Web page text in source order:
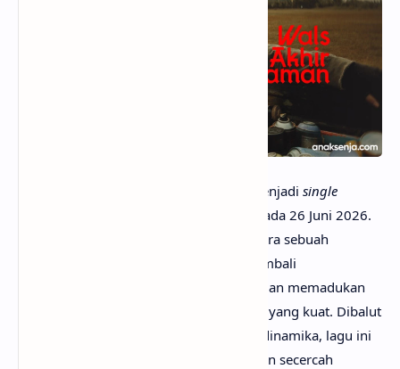
– Wals Akhir Zaman menjadi single
terbaru dari Rony Parulian yang dirilis pada 26 Juni 2026.
Melalui lagu yang vidio klipnya mimin kira sebuah
ini, Rony kembali
mempertegas identitas musikalnya dengan memadukan
yang kuat. Dibalut
aransemen yang emosional dan penuh dinamika, lagu ini
menghadirkan kisah tentang menemukan secercah